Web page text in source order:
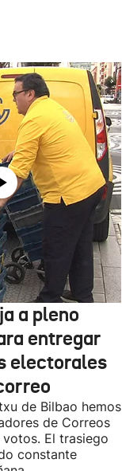
a pleno
entregar
electorales
de Bilbao hemos
de Correos
El trasiego
constante